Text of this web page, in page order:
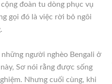
đoàn tu dòng phục vụ
gọi đó là việc rời bỏ ngôi
người nghèo Bengali ở
Sơ nói rằng được sống
Nhưng cuối cùng, khi